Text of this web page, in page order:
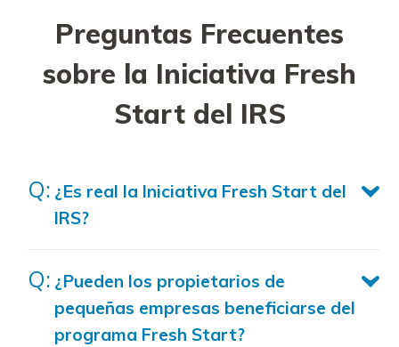
Preguntas Frecuentes
sobre la Iniciativa Fresh
Start del IRS
¿Es real la Iniciativa Fresh Start del
IRS?
¿Pueden los propietarios de
pequeñas empresas beneficiarse del
programa Fresh Start?